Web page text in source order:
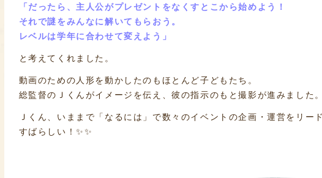
「だったら、主人公がプレゼントをなくすとこから始めよう！
それで謎をみんなに解いてもらおう。
レベルは学年に合わせて変えよう」
と考えてくれました。
動画のための人形を動かしたのもほとんど子どもたち。
総監督のＪくんがイメージを伝え、彼の指示のもと撮影が進みました
Ｊくん、いままで「なるには」で数々のイベントの企画・運営をリ
すばらしい！✨✨